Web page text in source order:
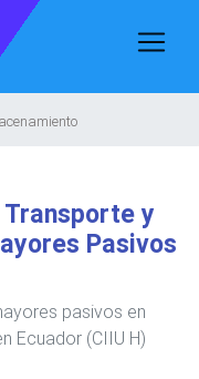
Transporte y
Pasivos
pasivos en
Ecuador (CIIU H)